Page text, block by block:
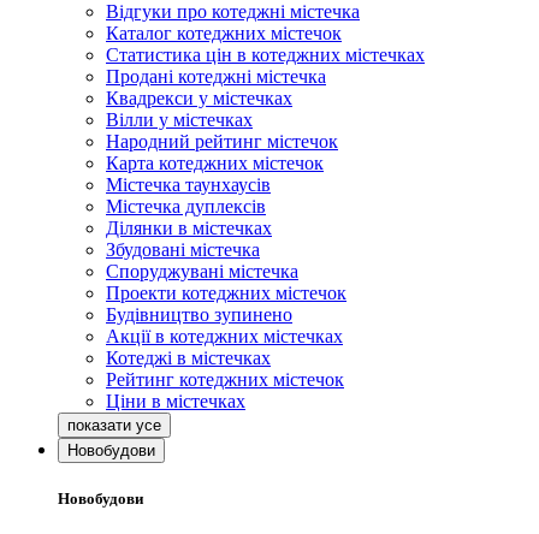
Відгуки про котеджні містечка
Каталог котеджних містечок
Статистика цін в котеджних містечках
Продані котеджні містечка
Квадрекси у містечках
Вілли у містечках
Народний рейтинг містечок
Карта котеджних містечок
Містечка таунхаусів
Містечка дуплексів
Ділянки в містечках
Збудовані містечка
Споруджувані містечка
Проекти котеджних містечок
Будівництво зупинено
Акції в котеджних містечках
Котеджі в містечках
Рейтинг котеджних містечок
Ціни в містечках
Новобудови
Новобудови